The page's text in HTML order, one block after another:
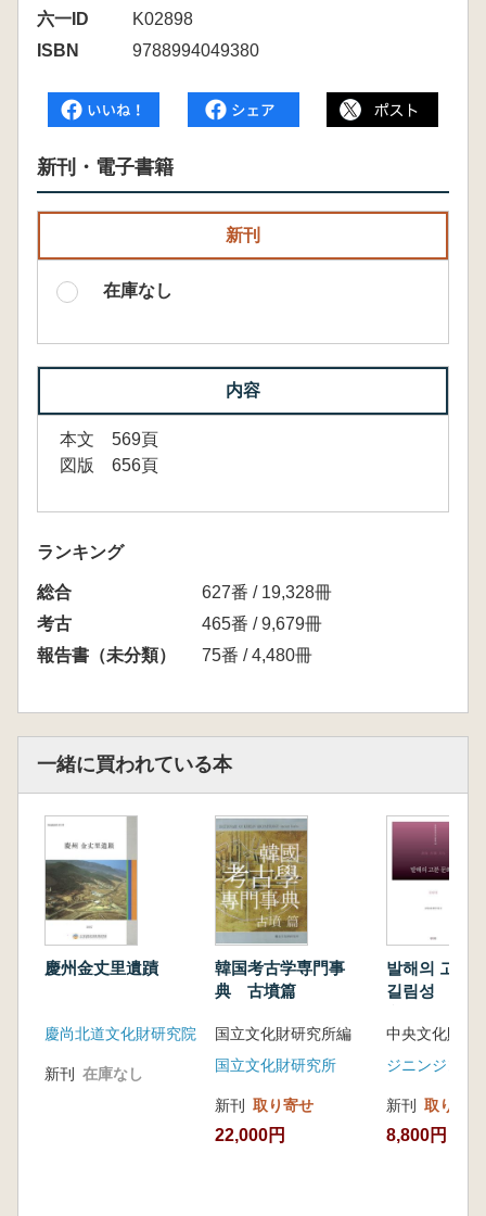
六一ID
K02898
ISBN
9788994049380
新刊・電子書籍
新刊
在庫なし
内容
本文 569頁
図版 656頁
ランキング
総合
627番 / 19,328冊
考古
465番 / 9,679冊
報告書（未分類）
75番 / 4,480冊
一緒に買われている本
慶州金丈里遺蹟
慶尚北道文化財研究院
新刊 在庫なし
韓国考古学専門事
典 古墳篇
国立文化財研究所編
国立文化財研究所
新刊 取り寄せ
22,000円
발해의 고분
길림성 (渤
中央文化財
ジニンジン
新刊 取り寄せ
8,800円